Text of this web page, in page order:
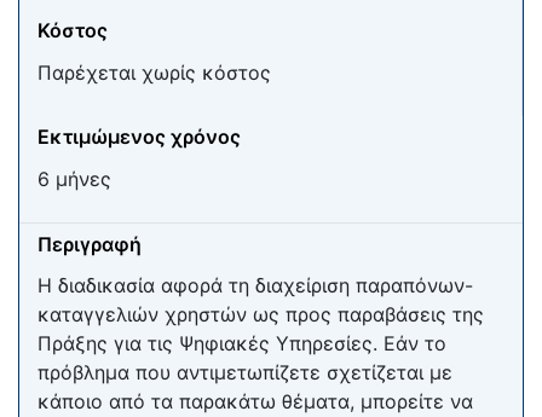
Κόστος
Παρέχεται χωρίς κόστος
Εκτιμώμενος χρόνος
6 μήνες
Περιγραφή
Η διαδικασία αφορά τη διαχείριση παραπόνων-
καταγγελιών χρηστών ως προς παραβάσεις της
Πράξης για τις Ψηφιακές Υπηρεσίες. Εάν το
πρόβλημα που αντιμετωπίζετε σχετίζεται με
κάποιο από τα παρακάτω θέματα, μπορείτε να